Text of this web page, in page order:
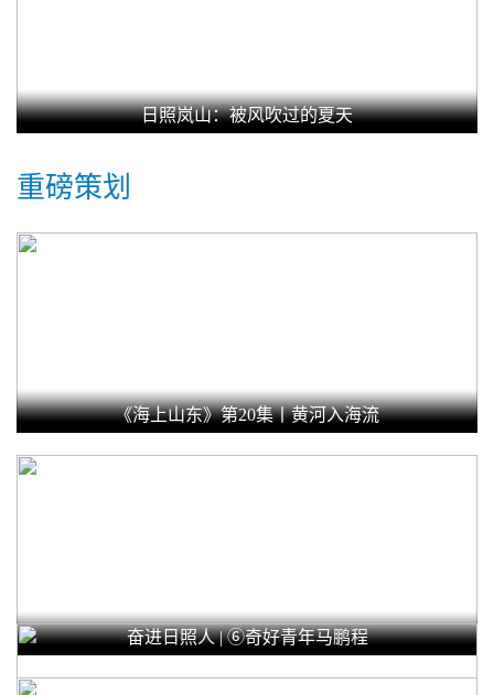
日照岚山：被风吹过的夏天
重磅策划
《海上山东》第20集丨黄河入海流
奋进日照人 | ⑥奇好青年马鹏程